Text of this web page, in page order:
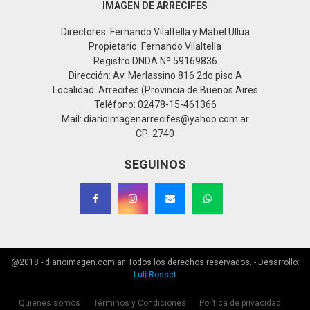
IMAGEN DE ARRECIFES
Directores: Fernando Vilaltella y Mabel Ullua
Propietario: Fernando Vilaltella
Registro DNDA Nº 59169836
Dirección: Av. Merlassino 816 2do piso A
Localidad: Arrecifes (Provincia de Buenos Aires
Teléfono: 02478-15-461366
Mail: diarioimagenarrecifes@yahoo.com.ar
CP: 2740
SEGUINOS
@2018 - diarioimagen.com.ar. Todos los derechos reservados. - Desarrollo:
Luli Rosset
Quienes somos Términos y Condiciones Política de privacidad